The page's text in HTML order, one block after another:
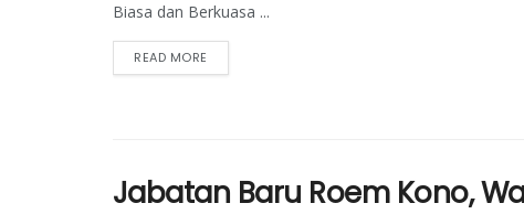
Biasa dan Berkuasa ...
READ MORE
Jabatan Baru Roem Kono,